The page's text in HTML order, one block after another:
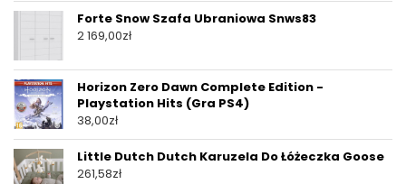
Forte Snow Szafa Ubraniowa Snws83
2 169,00zł
Horizon Zero Dawn Complete Edition -
Playstation Hits (Gra PS4)
38,00zł
Little Dutch Dutch Karuzela Do Łóżeczka Goose
261,58zł